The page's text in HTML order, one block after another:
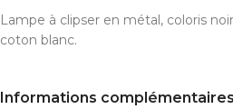
Lampe à clipser en métal, coloris
coton blanc.
Informations complémentaires